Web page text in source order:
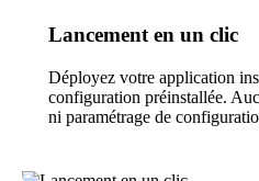
Lancement en un clic
Déployez votre application
configuration préinstallée.
ni paramétrage de